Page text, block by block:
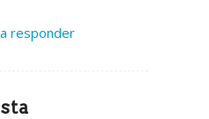
responder